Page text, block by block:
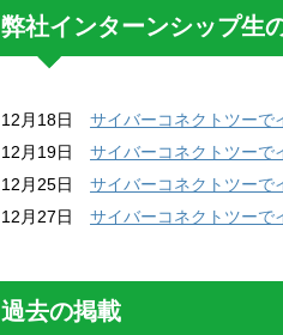
弊社インターンシップ生
12月18日 サイバーコネクトツーで
12月19日 サイバーコネクトツーで
12月25日 サイバーコネクトツーで
12月27日 サイバーコネクトツーで
過去の掲載